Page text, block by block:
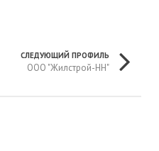
СЛЕДУЮЩИЙ ПРОФИЛЬ
ООО "Жилстрой-НН"